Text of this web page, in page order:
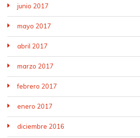
junio 2017
mayo 2017
abril 2017
marzo 2017
febrero 2017
enero 2017
diciembre 2016